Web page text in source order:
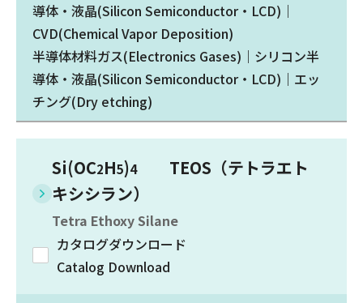
導体・液晶(Silicon Semiconductor・LCD)｜
CVD(Chemical Vapor Deposition)
半導体材料ガス(Electronics Gases)｜シリコン半
導体・液晶(Silicon Semiconductor・LCD)｜エッ
チング(Dry etching)
Si(OC2H5)4TEOS（テトラエト
キシシラン）
Tetra Ethoxy Silane
カタログダウンロード
Catalog Download